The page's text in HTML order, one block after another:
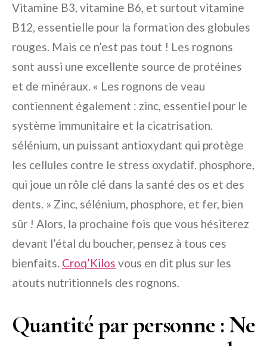
Vitamine B3, vitamine B6, et surtout vitamine
B12, essentielle pour la formation des globules
rouges. Mais ce n’est pas tout ! Les rognons
sont aussi une excellente source de protéines
et de minéraux. « Les rognons de veau
contiennent également : zinc, essentiel pour le
système immunitaire et la cicatrisation.
sélénium, un puissant antioxydant qui protège
les cellules contre le stress oxydatif. phosphore,
qui joue un rôle clé dans la santé des os et des
dents. » Zinc, sélénium, phosphore, et fer, bien
sûr ! Alors, la prochaine fois que vous hésiterez
devant l’étal du boucher, pensez à tous ces
bienfaits. Croq’Kilos vous en dit plus sur les
atouts nutritionnels des rognons.
Quantité par personne : Ne